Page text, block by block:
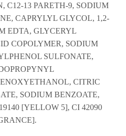
C12-13 PARETH-9, SODIUM
CAPRYLYL GLYCOL, 1,2-
EDTA, GLYCERYL
COPOLYMER, SODIUM
SULFONATE,
CITRIC
SODIUM BENZOATE,
[YELLOW 5], CI 42090